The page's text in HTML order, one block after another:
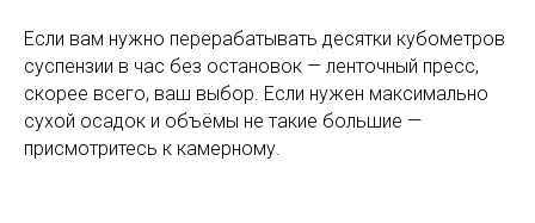
Если вам нужно перерабатывать десятки кубометров
суспензии в час без остановок — ленточный пресс,
скорее всего, ваш выбор. Если нужен максимально
сухой осадок и объёмы не такие большие —
присмотритесь к камерному.